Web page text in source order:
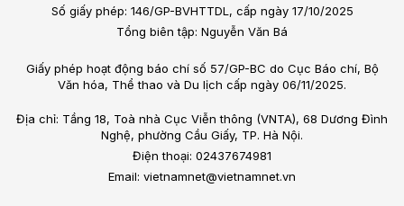
Số giấy phép: 146/GP-BVHTTDL, cấp ngày 17/10/2025
Tổng biên tập: Nguyễn Văn Bá
Giấy phép hoạt động báo chí số 57/GP-BC do Cục Báo chí, Bộ
Văn hóa, Thể thao và Du lịch cấp ngày 06/11/2025.
Địa chỉ: Tầng 18, Toà nhà Cục Viễn thông (VNTA), 68 Dương Đình
Nghệ, phường Cầu Giấy, TP. Hà Nội.
Điện thoại: 02437674981
Email: vietnamnet@vietnamnet.vn